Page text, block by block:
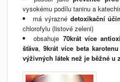
vysokému podílu taninu a
má výrazné detoxikační
chlorofylu (listové zeleni)
obsahuje 70krát více
šťáva, 9krát více beta
výživných látek než je běžné u